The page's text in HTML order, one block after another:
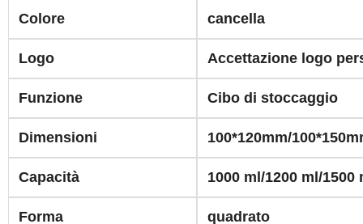
Colore cancella
Logo Accettazione logo
Funzione Cibo di stoccaggio
Dimensioni 100*120mm/
Capacità 1000 ml/1200 ml/1500
Forma quadrato